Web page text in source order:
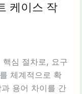
케이스 작
핵심 절차로, 요구
체계적으로 확
용어 차이를 간